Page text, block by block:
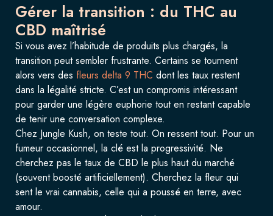
Gérer la transition : du THC au
CBD maîtrisé
Si vous avez l’habitude de produits plus chargés, la
transition peut sembler frustrante. Certains se tournent
alors vers des fleurs delta 9 THC dont les taux restent
dans la légalité stricte. C’est un compromis intéressant
pour garder une légère euphorie tout en restant capable
de tenir une conversation complexe.
Chez Jungle Kush, on teste tout. On ressent tout. Pour un
fumeur occasionnel, la clé est la progressivité. Ne
cherchez pas le taux de CBD le plus haut du marché
(souvent boosté artificiellement). Cherchez la fleur qui
sent le vrai cannabis, celle qui a poussé en terre, avec
amour.